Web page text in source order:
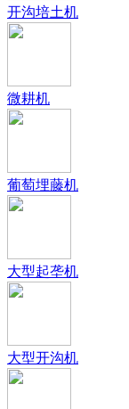
开沟培土机
微耕机
葡萄埋藤机
大型起垄机
大型开沟机